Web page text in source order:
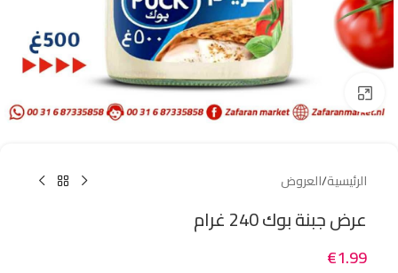
Click to enlarge
الرئيسية/العروض
عرض جبنة بوك 240 غرام
€1.99